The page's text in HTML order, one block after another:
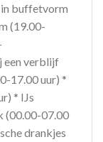
buffetvorm
(19.00-
een verblijf
17.00 uur) *
* IJs
(00.00-07.00
drankjes